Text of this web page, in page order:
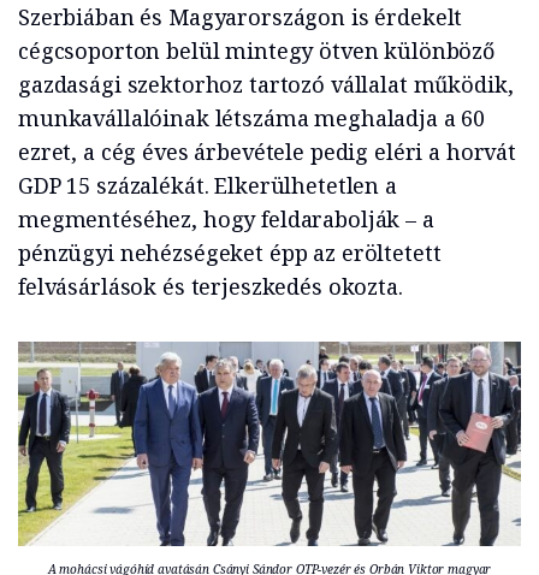
Szerbiában és Magyarországon is érdekelt
cégcsoporton belül mintegy ötven különböző
gazdasági szektorhoz tartozó vállalat működik,
munkavállalóinak létszáma meghaladja a 60
ezret, a cég éves árbevétele pedig eléri a horvát
GDP 15 százalékát. Elkerülhetetlen a
megmentéséhez, hogy feldarabolják – a
pénzügyi nehézségeket épp az eröltetett
felvásárlások és terjeszkedés okozta.
A mohácsi vágóhíd avatásán Csányi Sándor OTP-vezér és Orbán Viktor magyar